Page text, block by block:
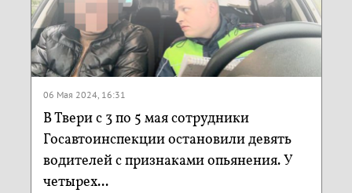
06 Мая 2024, 16:31
В Твери с 3 по 5 мая сотрудники
Госавтоинспекции остановили девять
водителей с признаками опьянения. У
четырех...